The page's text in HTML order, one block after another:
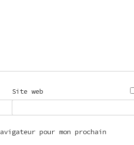
Site web
pour mon prochain